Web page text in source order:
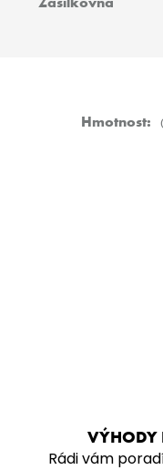
Hmotnost:
VÝHODY
Rádi vám